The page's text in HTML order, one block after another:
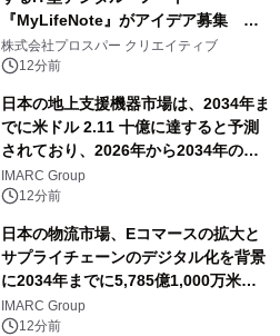
『MyLifeNote』がアイデア募集 優
秀賞100名に1年間無償試用
株式会社プロスパー クリエイティブ
12分前
日本の地上支援機器市場は、2034年ま
でに米ドル 2.11 十億に達すると予測
されており、2026年から2034年の期
間に6.44%のCAGRで拡大し、空港の
近代化と航空交通量の増加によって牽
引されています。
IMARC Group
12分前
日本の物流市場、Eコマースの拡大と
サプライチェーンのデジタル化を背景
に2034年までに5,785億1,000万米ド
ルに達する見通し
IMARC Group
12分前